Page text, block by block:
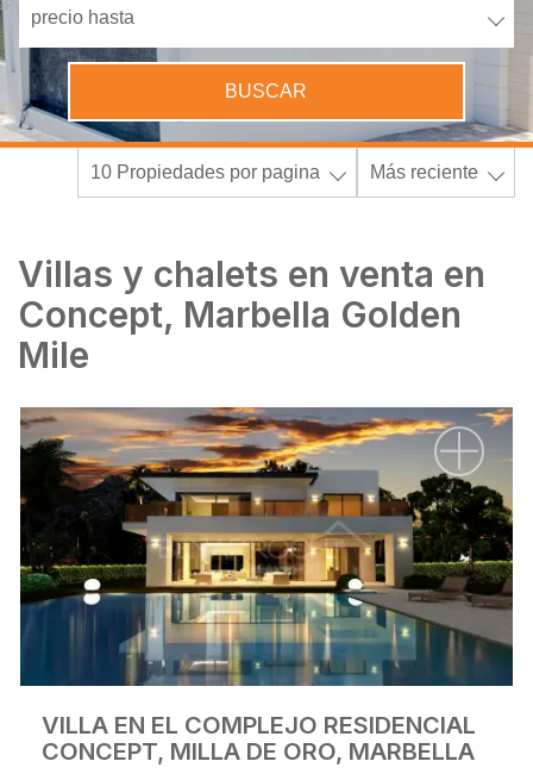
precio hasta
BUSCAR
10 Propiedades por pagina Más reciente
Villas y chalets en venta en
Concept, Marbella Golden
Mile
VILLA EN EL COMPLEJO RESIDENCIAL
CONCEPT, MILLA DE ORO, MARBELLA